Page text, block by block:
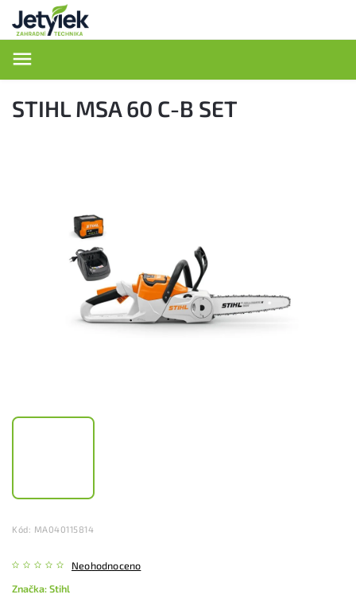
STIHL MSA 60 C-B SET
Kód: MA040115814
Neohodnoceno
Značka:Stihl